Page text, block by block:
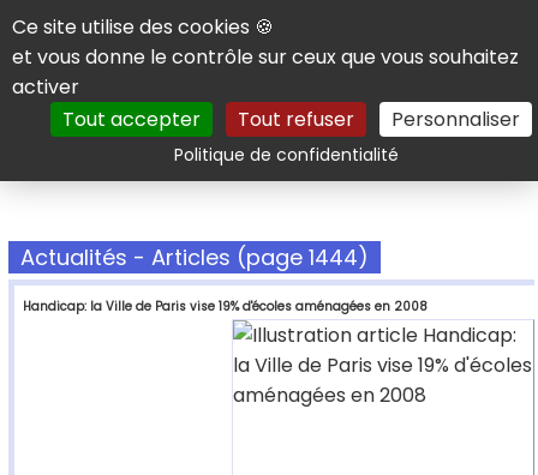
Panneau de gestion des cookies
Ce site utilise des cookies 🍪
et vous donne le contrôle sur ceux que vous souhaitez
activer
Tout accepter
Tout refuser Personnaliser
Politique de confidentialitéRechercher
Actualités - Articles (page 1444)
Handicap: la Ville de Paris vise 19% d'écoles aménagées en 2008